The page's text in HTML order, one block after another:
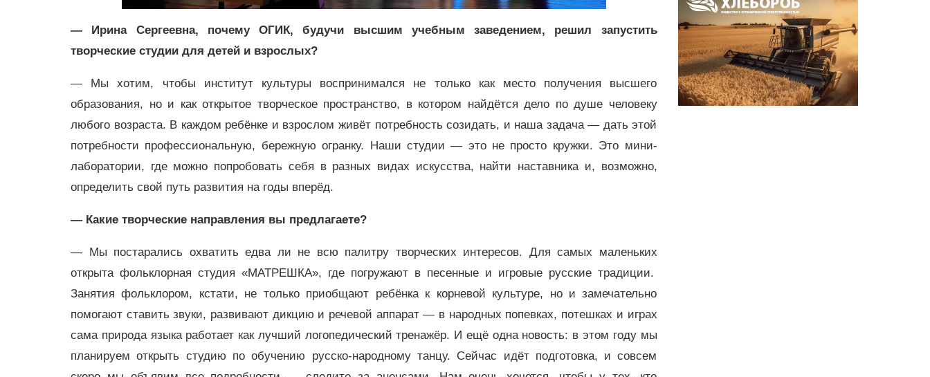
— Ирина Сергеевна, почему ОГИК, будучи высшим учебным заведением, решил запустить
творческие студии для детей и взрослых?
— Мы хотим, чтобы институт культуры воспринимался не только как место получения высшего
образования, но и как открытое творческое пространство, в котором найдётся дело по душе человеку
любого возраста. В каждом ребёнке и взрослом живёт потребность созидать, и наша задача — дать этой
потребности профессиональную, бережную огранку. Наши студии — это не просто кружки. Это мини-
лаборатории, где можно попробовать себя в разных видах искусства, найти наставника и, возможно,
определить свой путь развития на годы вперёд.
— Какие творческие направления вы предлагаете?
— Мы постарались охватить едва ли не всю палитру творческих интересов. Для самых маленьких
открыта фольклорная студия «МАТРЕШКА», где погружают в песенные и игровые русские традиции.
Занятия фольклором, кстати, не только приобщают ребёнка к корневой культуре, но и замечательно
помогают ставить звуки, развивают дикцию и речевой аппарат — в народных попевках, потешках и играх
сама природа языка работает как лучший логопедический тренажёр. И ещё одна новость: в этом году мы
планируем открыть студию по обучению русско-народному танцу. Сейчас идёт подготовка, и совсем